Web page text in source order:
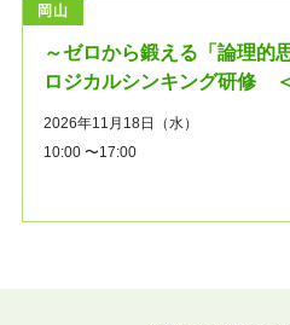
岡山
～ゼロから鍛える「論理的
ロジカルシンキング研修
2026年11月18日（水）
10:00 〜17:00